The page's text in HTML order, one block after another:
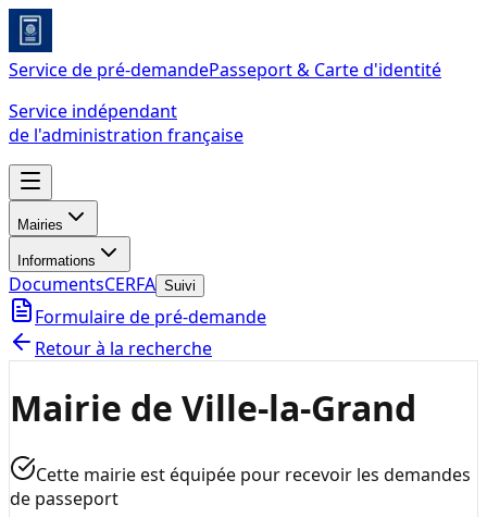
Service de pré-demandePasseport & Carte d'identité
Service indépendant
de l'administration française
Mairies
Informations
DocumentsCERFA Suivi
Formulaire de pré-demande
Retour à la recherche
Mairie de Ville-la-Grand
Cette mairie est équipée pour recevoir les demandes
de passeport